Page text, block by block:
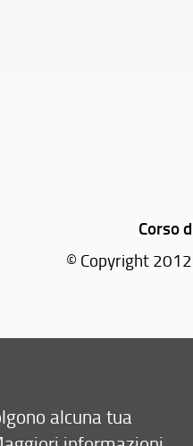
Corso
© Copyright
alcuna tua